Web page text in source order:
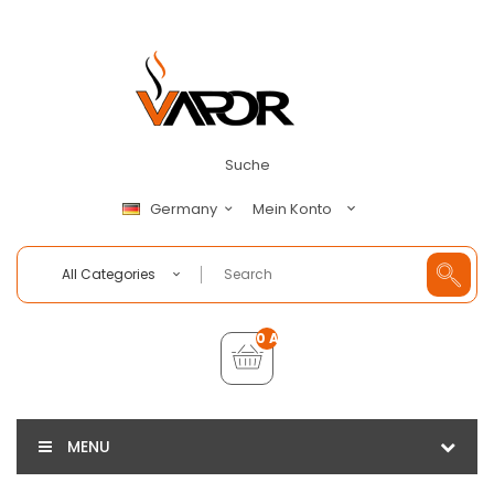
Suche
Germany Mein Konto
All Categories
0 Artikel - €0,00
MENU